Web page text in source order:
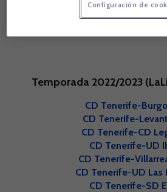
Temporada 2022/2023
CD Tenerife-
CD Tenerife-
CD Tenerife-CD
CD Tenerife-UD
CD Tenerife-
CD Tenerife-UD Las
CD Tenerife-SD
Configuración de